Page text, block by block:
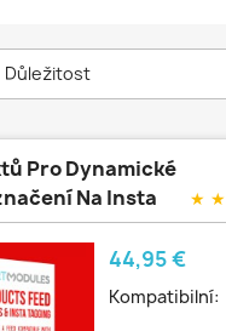
Důležitost
Pro Dynamické
Na Insta
★ ★
Cena
44,95 €
Kompatibilní: